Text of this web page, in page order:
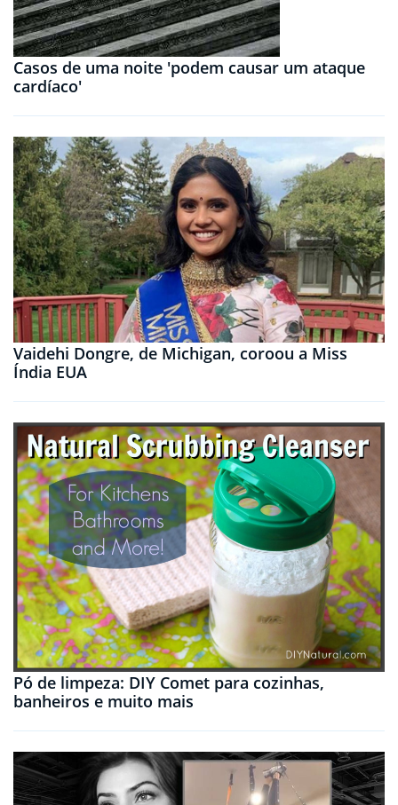
Casos de uma noite 'podem causar um ataque
cardíaco'
Vaidehi Dongre, de Michigan, coroou a Miss
Índia EUA
Pó de limpeza: DIY Comet para cozinhas,
banheiros e muito mais